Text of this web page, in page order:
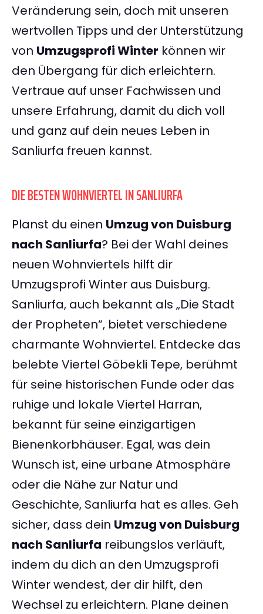
Veränderung sein, doch mit unseren
wertvollen Tipps und der Unterstützung
von Umzugsprofi Winter können wir
den Übergang für dich erleichtern.
Vertraue auf unser Fachwissen und
unsere Erfahrung, damit du dich voll
und ganz auf dein neues Leben in
Sanliurfa freuen kannst.
DIE BESTEN WOHNVIERTEL IN SANLIURFA
Planst du einen Umzug von Duisburg
nach Sanliurfa? Bei der Wahl deines
neuen Wohnviertels hilft dir
Umzugsprofi Winter aus Duisburg.
Sanliurfa, auch bekannt als „Die Stadt
der Propheten“, bietet verschiedene
charmante Wohnviertel. Entdecke das
belebte Viertel Göbekli Tepe, berühmt
für seine historischen Funde oder das
ruhige und lokale Viertel Harran,
bekannt für seine einzigartigen
Bienenkorbhäuser. Egal, was dein
Wunsch ist, eine urbane Atmosphäre
oder die Nähe zur Natur und
Geschichte, Sanliurfa hat es alles. Geh
sicher, dass dein Umzug von Duisburg
nach Sanliurfa reibungslos verläuft,
indem du dich an den Umzugsprofi
Winter wendest, der dir hilft, den
Wechsel zu erleichtern. Plane deinen